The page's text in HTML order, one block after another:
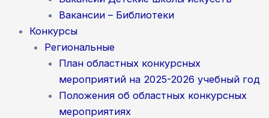
Вакансии – Библиотеки
Конкурсы
Региональные
План областных конкурсных
мероприятий на 2025-2026 учебный год
Положения об областных конкурсных
мероприятиях